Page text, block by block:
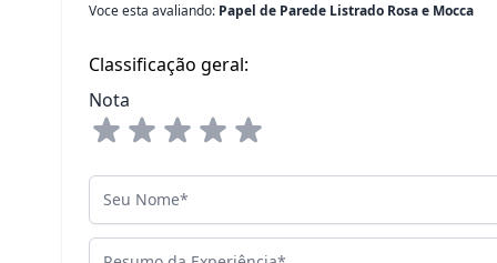
Voce esta avaliando: Papel de Parede Listrado Rosa e Mocca
Classificação geral:
Nota
Seu Nome
Resumo da Experiência